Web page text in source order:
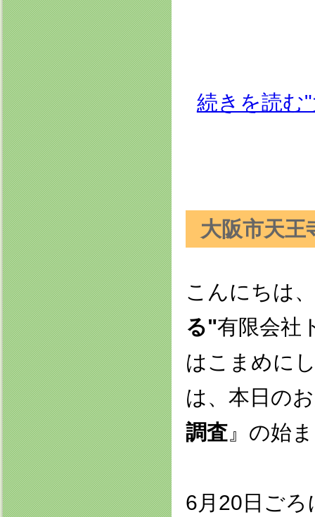
続きを読む
大阪市天王
こんにちは
る"有限会社
はこまめに
は、本日の
調査 』の始
6月20日ご